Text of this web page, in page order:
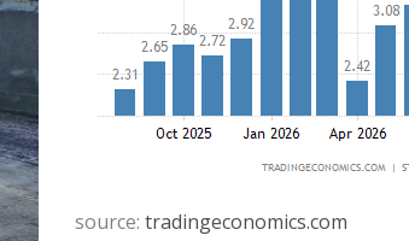
source: tradingeconomics.com